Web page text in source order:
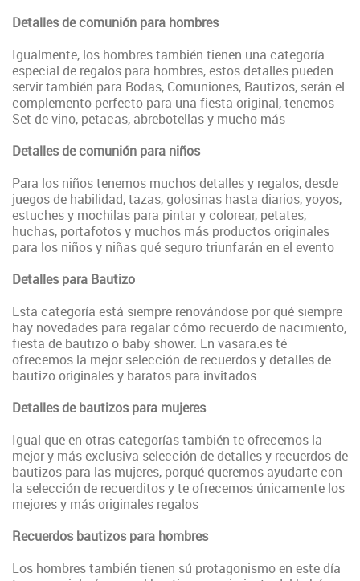
Detalles de comunión para hombres
Igualmente, los hombres también tienen una categoría
especial de regalos para hombres, estos detalles pueden
servir también para Bodas, Comuniones, Bautizos, serán el
complemento perfecto para una fiesta original, tenemos
Set de vino, petacas, abrebotellas y mucho más
Detalles de comunión para niños
Para los niños tenemos muchos detalles y regalos, desde
juegos de habilidad, tazas, golosinas hasta diarios, yoyos,
estuches y mochilas para pintar y colorear, petates,
huchas, portafotos y muchos más productos originales
para los niños y niñas qué seguro triunfarán en el evento
Detalles para Bautizo
Esta categoría está siempre renovándose por qué siempre
hay novedades para regalar cómo recuerdo de nacimiento,
fiesta de bautizo o baby shower. En vasara.es té
ofrecemos la mejor selección de recuerdos y detalles de
bautizo originales y baratos para invitados
Detalles de bautizos para mujeres
Igual que en otras categorías también te ofrecemos la
mejor y más exclusiva selección de detalles y recuerdos de
bautizos para las mujeres, porqué queremos ayudarte con
la selección de recuerditos y te ofrecemos únicamente los
mejores y más originales regalos
Recuerdos bautizos para hombres
Los hombres también tienen sú protagonismo en este día